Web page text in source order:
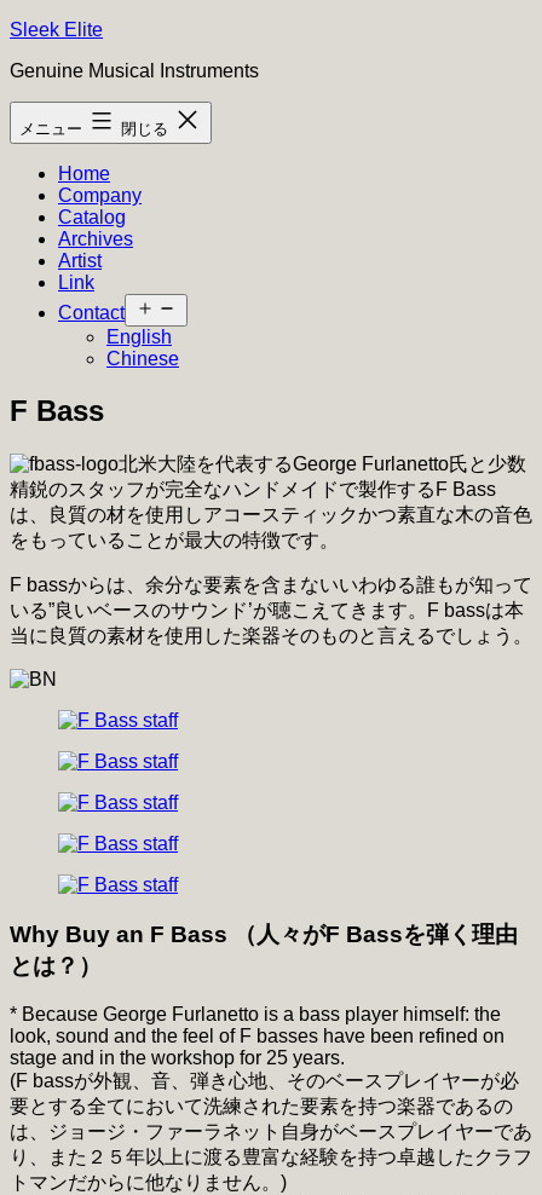
コ
テ
ン
ツ
Sleek Elite
Genuine Musical Instruments
メニュー 閉じる
Home
Company
Catalog
Archives
Artist
Link
Contact
ニ
ー
English
Chinese
F Bass
北米大陸を代表するGeorge Furlanetto氏と少数
精鋭のスタッフが完全なハンドメイドで製作するF Bass
は、良質の材を使用しアコースティックかつ素直な木の音色
をもっていることが最大の特徴です。
F bassからは、余分な要素を含まないいわゆる誰もが知って
いる”良いベースのサウンド’が聴こえてきます。F bassは本
当に良質の素材を使用した楽器そのものと言えるでしょう。
Why Buy an F Bass （人々がF Bassを弾く理由
とは？）
* Because George Furlanetto is a bass player himself: the
look, sound and the feel of F basses have been refined on
stage and in the workshop for 25 years.
(F bassが外観、音、弾き心地、そのベースプレイヤーが必
要とする全てにおいて洗練された要素を持つ楽器であるの
は、ジョージ・ファーラネット自身がベースプレイヤーであ
り、また２５年以上に渡る豊富な経験を持つ卓越したクラフ
トマンだからに他なりません。)